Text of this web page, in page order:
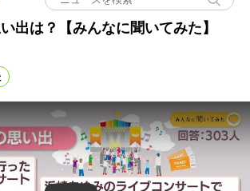
出は？【みんなに聞いてみた】